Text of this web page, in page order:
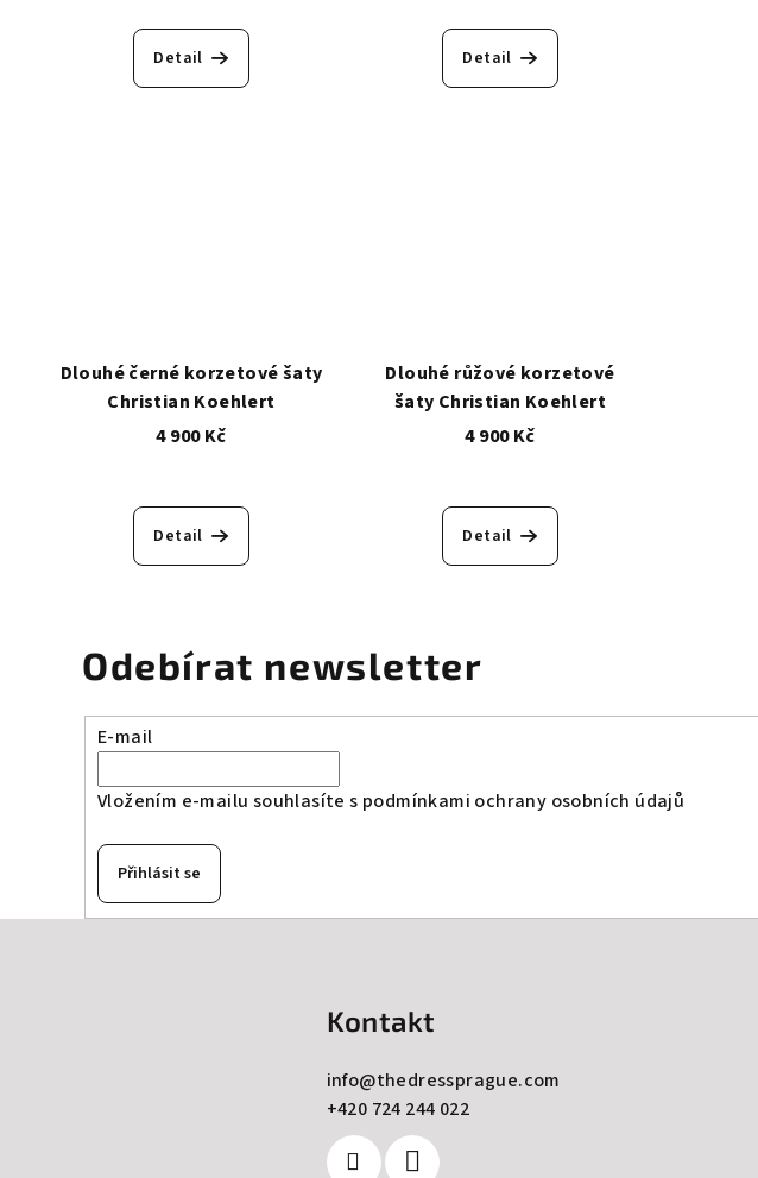
Detail Detail
Dlouhé černé korzetové šaty
Christian Koehlert
4 900 Kč
Detail
Dlouhé růžové korzetové
šaty Christian Koehlert
4 900 Kč
Detail
Odebírat newsletter
E-mail
Vložením e-mailu souhlasíte s podmínkami ochrany osobních údajů
Přihlásit se
Kontakt
info@thedressprague.com
+420 724 244 022